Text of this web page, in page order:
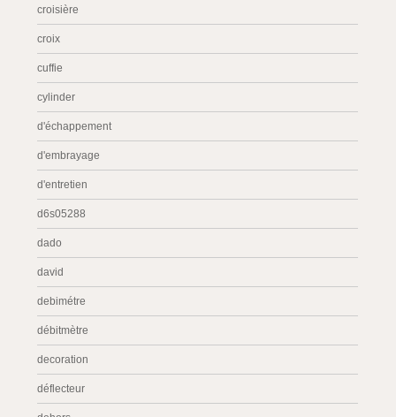
croisière
croix
cuffie
cylinder
d'échappement
d'embrayage
d'entretien
d6s05288
dado
david
debimétre
débitmètre
decoration
déflecteur